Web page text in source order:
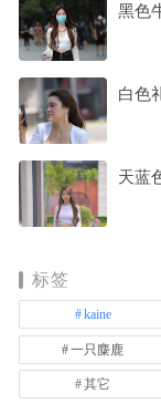
黑色
白色
天蓝
标签
kaine
一只麋鹿
其它